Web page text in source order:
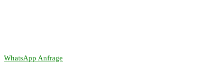
WhatsApp Anfrage